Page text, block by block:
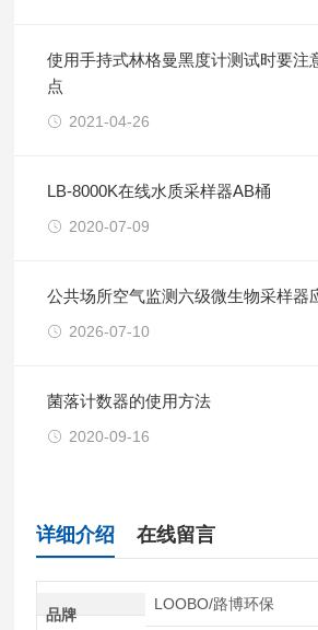
使用手持式林格曼黑度计测试时要注
点
2021-04-26
LB-8000K在线水质采样器AB桶
2020-07-09
公共场所空气监测六级微生物采样器
2026-07-10
菌落计数器的使用方法
2020-09-16
详细介绍 在线留言
品牌
LOOBO/路博环保